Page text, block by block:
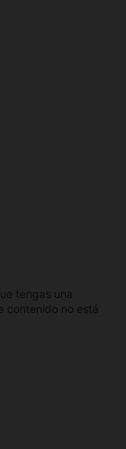
tengas una
contenido no está